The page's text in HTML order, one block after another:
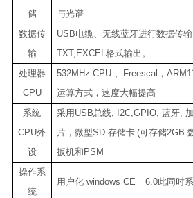
储
与光谱
数据传
输
USB电缆、无线蓝牙进行数据传
TXT,EXCEL 格式输出。
处理器
CPU
532MHz CPU Freescal ，
运算方式，速度大幅提高
系统
CPU外
设
采用USB总线, I2C,GPIO, 蓝牙,
片，微型SD 存储卡 (可存储2GB
扳机和PSM
操作系
统
用户化windows CE 6.0此同时